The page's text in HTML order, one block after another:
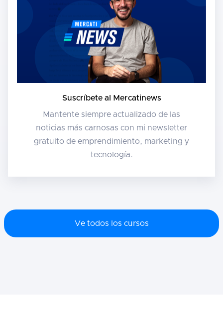
Suscríbete al Mercatinews
Mantente siempre actualizado de las
noticias más carnosas con mi newsletter
gratuito de emprendimiento, marketing y
tecnología.
Ve todos los cursos